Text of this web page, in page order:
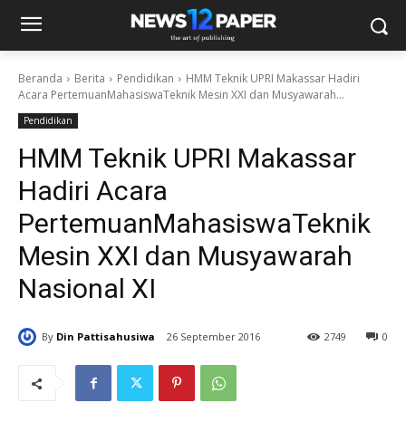
Beranda Berita Pendidikan
HMM Teknik UPRI Makassar Hadiri
Acara PertemuanMahasiswaTeknik Mesin XXI dan Musyawarah...
Pendidikan
HMM Teknik UPRI Makassar
Hadiri Acara
PertemuanMahasiswaTeknik
Mesin XXI dan Musyawarah
Nasional XI
By Din Pattisahusiwa 26 September 2016 0
2749